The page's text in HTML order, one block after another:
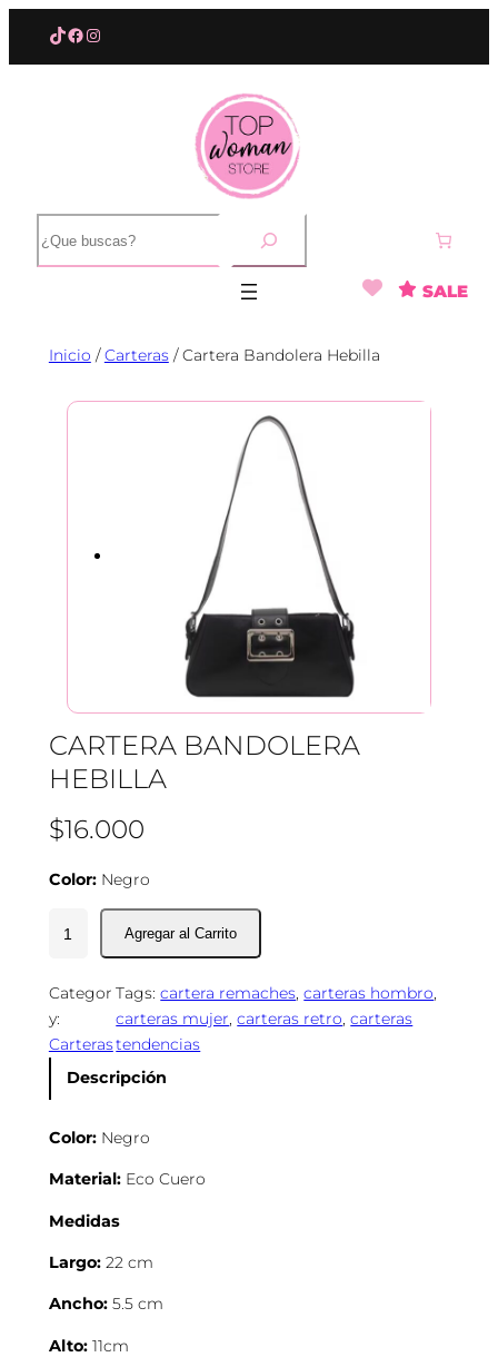
contenido
TikTok
Facebook
Instagram
u
s
SALE
Inicio /Carteras/ Cartera Bandolera Hebilla
CARTERA BANDOLERA
HEBILLA
$16.000
Color:Negro
t
e
r
B
n
d
l
e
a
e
Categor
y:
Carteras
Tags:cartera remaches, carteras hombro
carteras mujer, carteras retro, carteras
tendencias
Descripción
Color:Negro
Material:Eco Cuero
Medidas
Largo:22 cm
Ancho:5.5 cm
Alto:11cm